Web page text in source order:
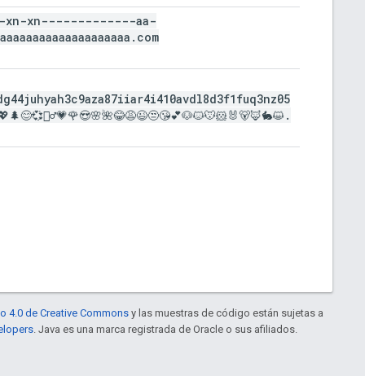
xn-xn-------------aa-
. com
.
4.0 de Creative Commons y las muestras de código están sujetas a
. Java es una marca registrada de Oracle o sus afiliados.